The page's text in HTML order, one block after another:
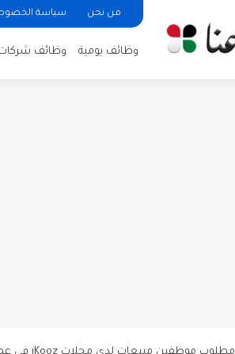
من نحن سياسة
وظائف يومية وظائف